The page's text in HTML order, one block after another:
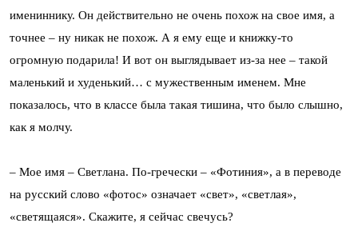
имениннику. Он действительно не очень похож на свое имя, а
точнее – ну никак не похож. А я ему еще и книжку-то
огромную подарила! И вот он выглядывает из-за нее – такой
маленький и худенький… с мужественным именем. Мне
показалось, что в классе была такая тишина, что было слышно,
как я молчу.
– Мое имя – Светлана. По-гречески – «Фотиния», а в переводе
на русский слово «фотос» означает «свет», «светлая»,
«светящаяся». Скажите, я сейчас свечусь?